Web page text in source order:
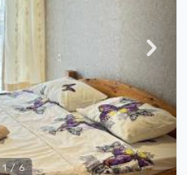
1 / 6